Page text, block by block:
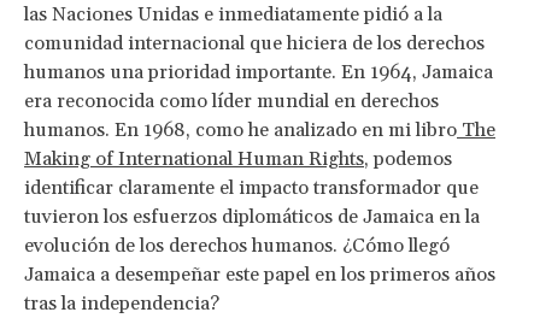
las Naciones Unidas e inmediatamente pidió a la
comunidad internacional que hiciera de los derechos
humanos una prioridad importante. En 1964, Jamaica
era reconocida como líder mundial en derechos
humanos. En 1968, como he analizado en mi libro The
Making of International Human Rights, podemos
identificar claramente el impacto transformador que
tuvieron los esfuerzos diplomáticos de Jamaica en la
evolución de los derechos humanos. ¿Cómo llegó
Jamaica a desempeñar este papel en los primeros años
tras la independencia?